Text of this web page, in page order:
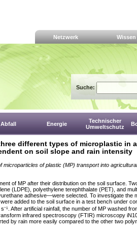
Netzwerk Wissen
Suche:
Abfall Energie
Technischer
Umweltschutz
different types of microplastic in
on soil slope and rain intensity
of plastic (MP) transport into
of MP after their distribution on the soil surface.
(LDPE), polyethylene terephthalate (PET), and
adhesive—were selected. To investigate the
added to the soil surface in a test bench under
After artificial rainfall, the number of MP washed
infrared spectroscopy (FTIR) microscopy
by rain more easily compared to the other two